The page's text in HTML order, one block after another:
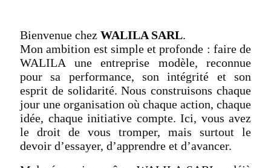
Bienvenue chez WALILA SARL.
Mon ambition est simple et profonde : faire de
WALILA une entreprise modèle, reconnue
pour sa performance, son intégrité et son
esprit de solidarité. Nous construisons chaque
jour une organisation où chaque action, chaque
idée, chaque initiative compte. Ici, vous avez
le droit de vous tromper, mais surtout le
devoir d’essayer, d’apprendre et d’avancer.